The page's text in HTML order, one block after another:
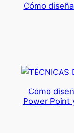
Cómo
Cómo
Power Point